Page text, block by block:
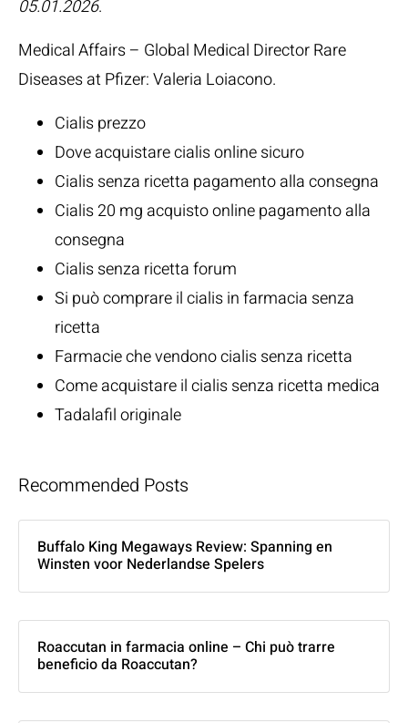
05.01.2026.
Medical Affairs – Global Medical Director Rare
Diseases at Pfizer:Valeria Loiacono.
Cialis prezzo
Dove acquistare cialis online sicuro
Cialis senza ricetta pagamento alla consegna
Cialis 20 mg acquisto online pagamento alla
consegna
Cialis senza ricetta forum
Si può comprare il cialis in farmacia senza
ricetta
Farmacie che vendono cialis senza ricetta
Come acquistare il cialis senza ricetta medica
Tadalafil originale
Recommended Posts
Buffalo King Megaways Review: Spanning en
Winsten voor Nederlandse Spelers
Roaccutan in farmacia online – Chi può trarre
beneficio da Roaccutan?